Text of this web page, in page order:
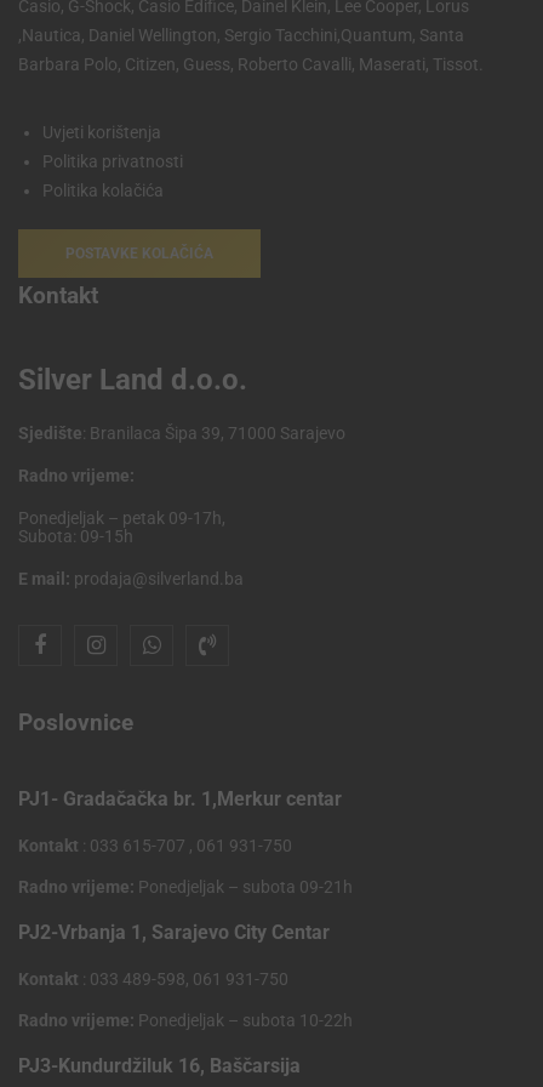
Casio, G-Shock, Casio Edifice, Dainel Klein, Lee Cooper, Lorus
,Nautica, Daniel Wellington, Sergio Tacchini,Quantum, Santa
Barbara Polo, Citizen, Guess, Roberto Cavalli, Maserati, Tissot.
Uvjeti korištenja
Politika privatnosti
Politika kolačića
POSTAVKE KOLAČIĆA
Kontakt
Silver Land d.o.o.
Sjedište: Branilaca Šipa 39, 71000 Sarajevo
Radno vrijeme:
Ponedjeljak – petak 09-17h,
Subota: 09-15h
E mail: prodaja@silverland.ba
Poslovnice
PJ1- Gradačačka br. 1,Merkur centar
Kontakt : 033 615-707 , 061 931-750
Radno vrijeme: Ponedjeljak – subota 09-21h
PJ2-Vrbanja 1, Sarajevo City Centar
Kontakt : 033 489-598, 061 931-750
Radno vrijeme: Ponedjeljak – subota 10-22h
PJ3-Kundurdžiluk 16, Baščarsija